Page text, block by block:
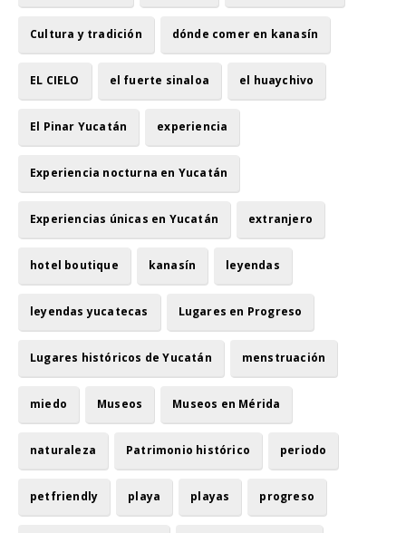
Cultura y tradición dónde comer en kanasín
EL CIELO el fuerte sinaloa el huaychivo
El Pinar Yucatán experiencia
Experiencia nocturna en Yucatán
Experiencias únicas en Yucatán extranjero
hotel boutique kanasín leyendas
leyendas yucatecas Lugares en Progreso
Lugares históricos de Yucatán menstruación
miedo Museos Museos en Mérida
naturaleza Patrimonio histórico periodo
petfriendly playa playas progreso